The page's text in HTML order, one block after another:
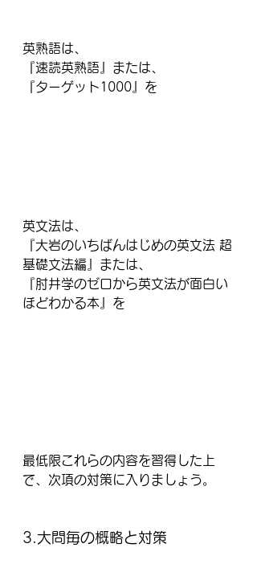
英熟語は、
『速読英熟語』または、
『ターゲット1000』を
英文法は、
『大岩のいちばんはじめの英文法 超
基礎文法編』または、
『肘井学のゼロから英文法が面白い
ほどわかる本』を
最低限これらの内容を習得した上
で、次項の対策に入りましょう。
3.大問毎の概略と対策